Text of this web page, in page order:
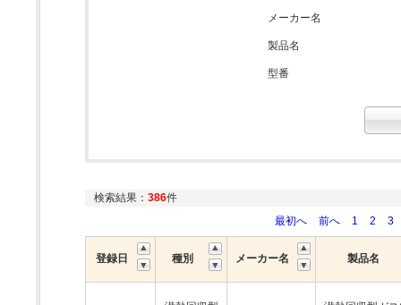
メーカー名
製品名
型番
検索結果： 386件
最初へ
前へ 1 2 3
登録日 種別 メーカー名 製品名